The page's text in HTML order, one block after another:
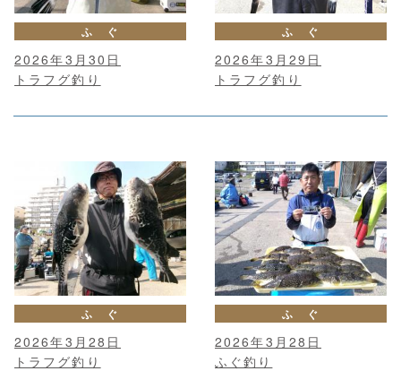
ふ ぐ
2026年3月30日
トラフグ釣り
ふ ぐ
2026年3月29日
トラフグ釣り
ふ ぐ
2026年3月28日
トラフグ釣り
ふ ぐ
2026年3月28日
ふぐ釣り